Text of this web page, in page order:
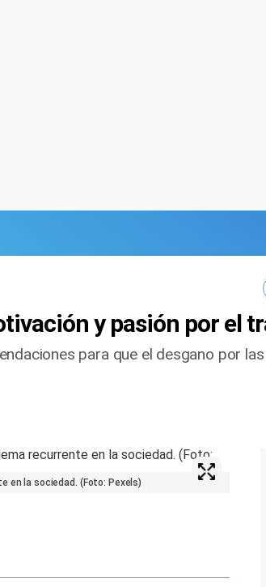
y pasión por el
para que el desgano por
en la sociedad. (Foto: Pexels)